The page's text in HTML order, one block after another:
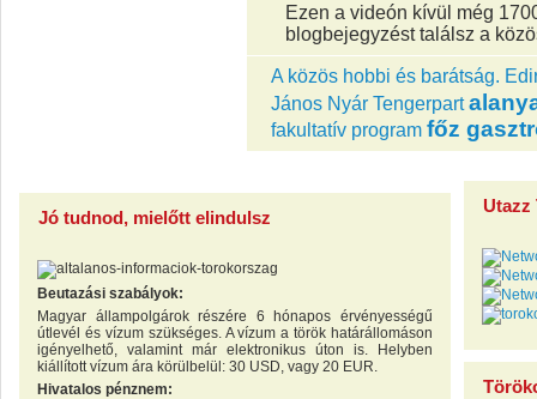
Ezen a videón kívül még
blogbejegyzést találsz a
A közös hobbi és barátság.
János Nyár Tengerpart
fakultatív program főz
Jó tudnod, mielőtt elindulsz
Beutazási szabályok:
Magyar állampolgárok részére 6 hónapos érvényességű
útlevél és vízum szükséges. A vízum a török határállomáson
igényelhető, valamint már elektronikus úton is. Helyben
kiállított vízum ára körülbelül: 30 USD, vagy 20 EUR.
Hivatalos pénznem:
Utazz